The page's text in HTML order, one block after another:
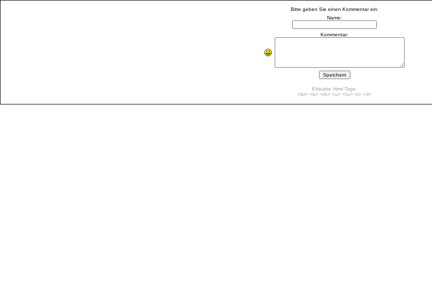
Bitte geben Sie einen Kommentar ein:
Name:
Kommentar:
Erlaubte Html Tags:
<br> <b> </b> <u> </u> <i> </i>